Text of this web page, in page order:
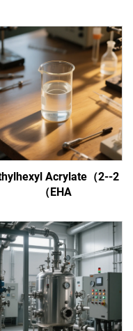
2-Ethylhexyl Acrylate（2-
EHA）